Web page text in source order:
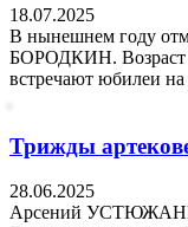
18.07.2025
В нынешнем году
БОРОДКИН. Возраст
встречают юбилеи
Трижды
28.06.2025
Арсений